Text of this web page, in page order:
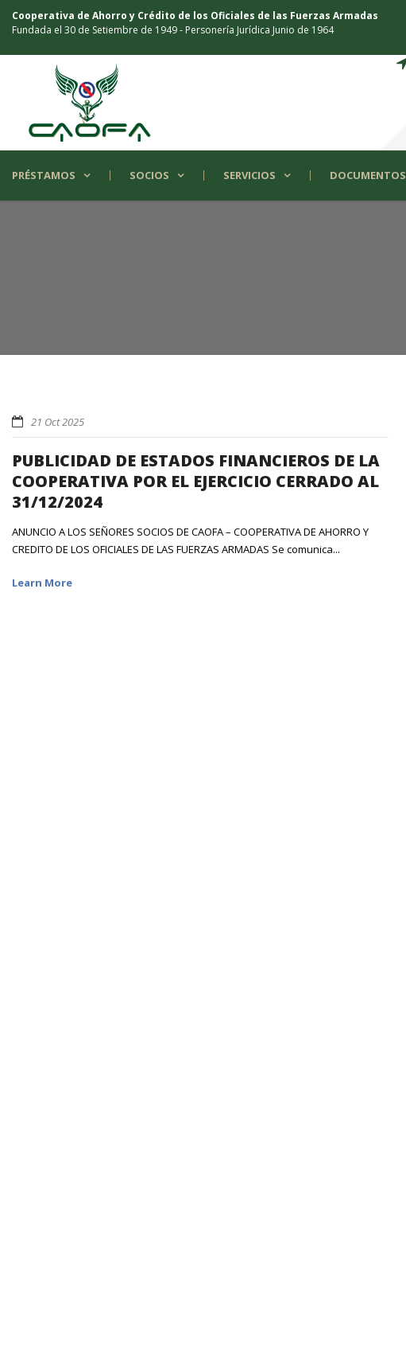
Cooperativa de Ahorro y Crédito de los Oficiales de las Fuerzas Armadas
Fundada el 30 de Setiembre de 1949 - Personería Jurídica Junio de 1964
PRÉSTAMOS SOCIOS SERVICIOS DOCUMENTOS
21 Oct 2025
PUBLICIDAD DE ESTADOS FINANCIEROS DE LA
COOPERATIVA POR EL EJERCICIO CERRADO AL
31/12/2024
ANUNCIO A LOS SEÑORES SOCIOS DE CAOFA – COOPERATIVA DE AHORRO Y
CREDITO DE LOS OFICIALES DE LAS FUERZAS ARMADAS Se comunica...
Learn More